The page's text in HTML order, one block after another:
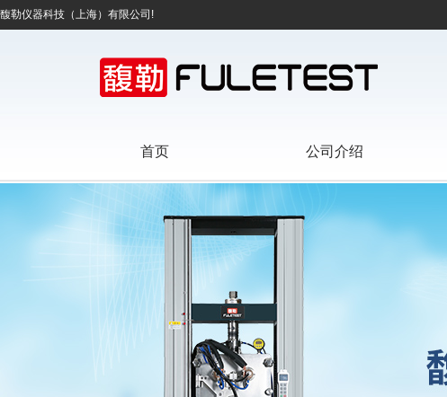
馥勒仪器科技（上海）有限公司!
首页 公司介绍